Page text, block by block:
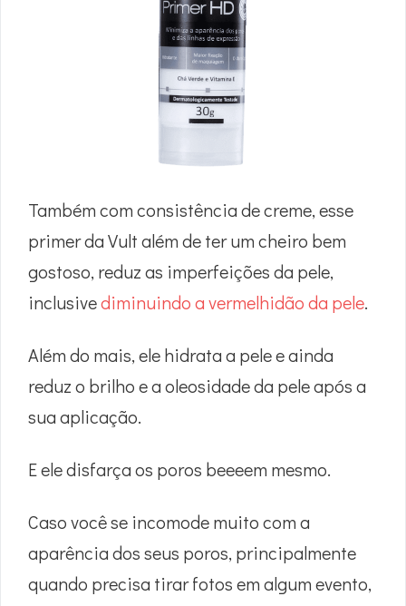
Também com consistência de creme, esse
primer da Vult além de ter um cheiro bem
gostoso, reduz as imperfeições da pele,
inclusivediminuindo a vermelhidão da pele.
Além do mais, ele hidrata a pele e ainda
reduz o brilho e a oleosidade da pele após a
sua aplicação.
E ele disfarça os poros beeeem mesmo.
Caso você se incomode muito com a
aparência dos seus poros, principalmente
quando precisa tirar fotos em algum evento,